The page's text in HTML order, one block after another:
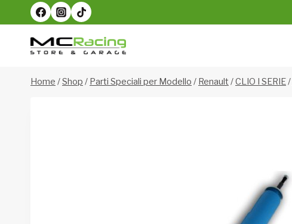
al
contenuto
Home /Shop / Parti Speciali per Modello / Renault /CLIO I SERIE/